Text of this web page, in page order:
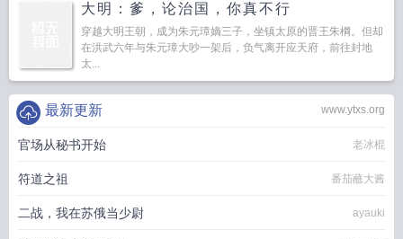
大明：爹，论治国，你真不行
穿越大明王朝，成为朱元璋嫡三子，坐镇太原的晋王朱棡。但却
在洪武六年与朱元璋大吵一架后，负气离开应天府，前往封地
太...
www.ytxs.org
最新更新
官场从秘书开始 老冰棍
符道之祖 番茄蘸大酱
二战，我在苏俄当少尉 ayauki